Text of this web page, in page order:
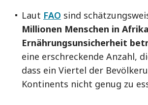
Laut FAO sind
Millionen Menschen in
Ernährungsunsicherheit
eine erschreckende Anzahl,
dass ein Viertel der
Kontinents nicht genug zu